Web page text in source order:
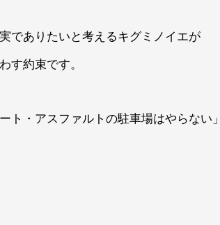
でありたいと考えるキグミノイエが
す約束です。
ト・アスファルトの駐車場はやらない